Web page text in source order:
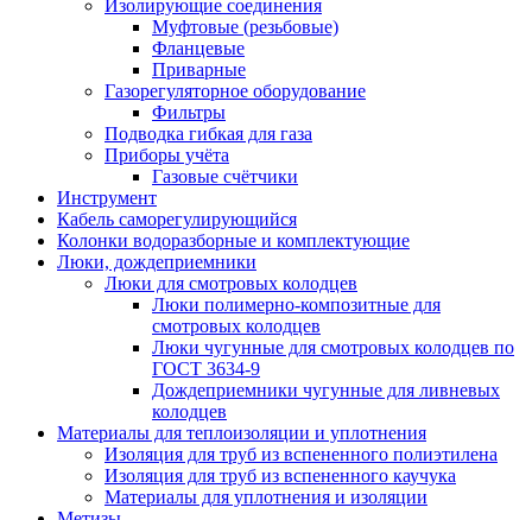
Изолирующие соединения
Муфтовые (резьбовые)
Фланцевые
Приварные
Газорегуляторное оборудование
Фильтры
Подводка гибкая для газа
Приборы учёта
Газовые счётчики
Инструмент
Кабель саморегулирующийся
Колонки водоразборные и комплектующие
Люки, дождеприемники
Люки для смотровых колодцев
Люки полимерно-композитные для
смотровых колодцев
Люки чугунные для смотровых колодцев по
ГОСТ 3634-9
Дождеприемники чугунные для ливневых
колодцев
Материалы для теплоизоляции и уплотнения
Изоляция для труб из вспененного полиэтилена
Изоляция для труб из вспененного каучука
Материалы для уплотнения и изоляции